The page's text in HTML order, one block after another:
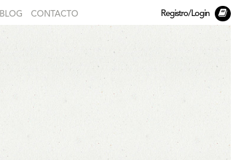
BLOG CONTACTO Registro/Login